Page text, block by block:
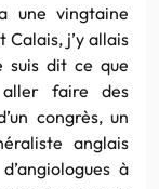
une vingtaine
Calais, j’y allais
suis dit ce que
faire des
congrès, un
anglais
à